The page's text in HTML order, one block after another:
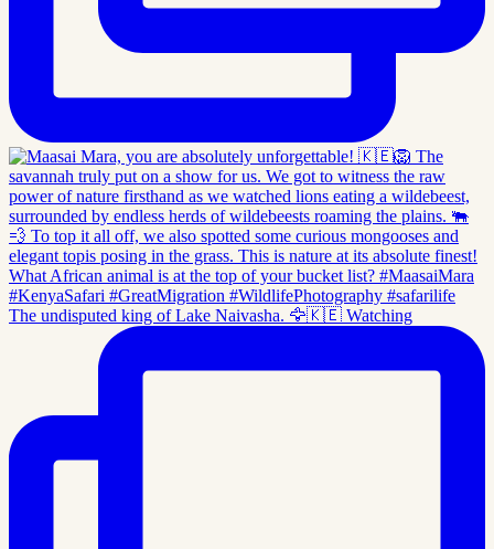
The undisputed king of Lake Naivasha. 🦅🇰🇪 Watching